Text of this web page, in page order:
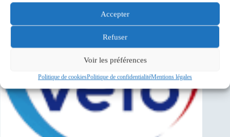
Accepter
Refuser
Voir les préférences
Politique de cookiesPolitique de confidentialitéMentions légales